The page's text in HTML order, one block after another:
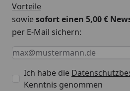
Vorteile
sowiesofort einen 5,00 €
per E-Mail sichern:
Keine Eingabe erforderlich
Eingabe erforderlich
E-Mail *
Ich habe die
Kenntnis genommen